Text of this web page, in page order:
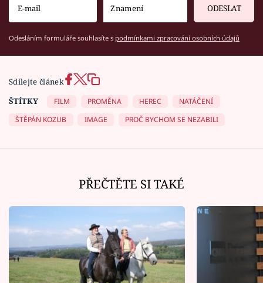
ODESLAT
Odesláním formuláře souhlasíte s podmínkami zpracování osobních údajů
Sdílejte článek
ŠTÍTKY
FILM PROMĚNA HEREC
NATÁČENÍ
ŠTĚPÁN KOZUB
IMAGE PROČ BYCHOM SE NEZABILI
PŘEČTĚTE SI TAKÉ